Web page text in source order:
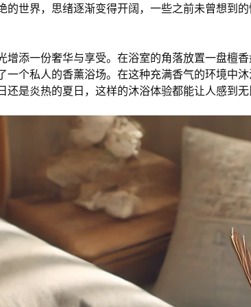
世界，思绪逐渐变得开阔，一些之前未曾想到
添一份奢华与享受。在浴室的角落放置一盘檀香
一个私人的香薰浴场。在这种充满香气的环境中
是炎热的夏日，这样的沐浴体验都能让人感到无